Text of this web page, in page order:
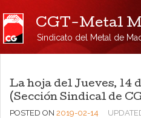
CGT-Metal
Sindicato del Metal de
La hoja del Jueves, 14
(Sección Sindical de
POSTED ON 2019-02-14